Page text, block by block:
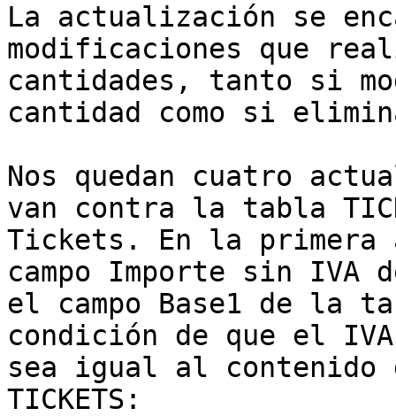
La actualización se
modificaciones que
cantidades, tanto si
cantidad como si
Nos quedan cuatro
van contra la tabla
Tickets. En la primera
campo Importe sin IVA
el campo Base1 de la
condición de que el
sea igual al contenido
TICKETS: